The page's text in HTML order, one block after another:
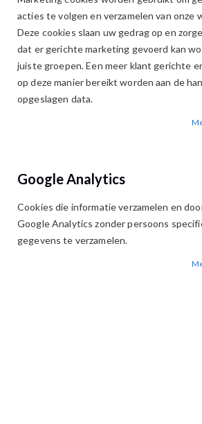
&CO JUUL BL435 LIGHT
Ga
naar
einde
Ga
naar
begin
acties te volgen en verzamelen van onze
Deze cookies slaan uw gedrag op en
dat er gerichte marketing gevoerd kan
juiste groepen. Een meer klant gerichte
op deze manier bereikt worden aan de
opgeslagen data.
Google Analytics
Cookies die informatie verzamelen en
Google Analytics zonder persoons
gegevens te verzamelen.